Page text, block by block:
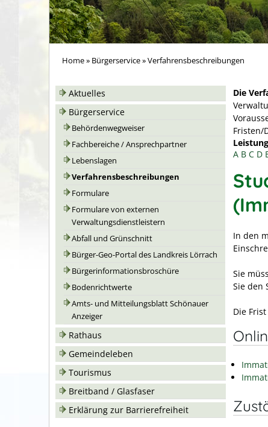
Home» Bürgerservice»Verfahrensbeschreibungen
Aktuelles
Bürgerservice
Behördenwegweiser
Fachbereiche / Ansprechpartner
Lebenslagen
Verfahrensbeschreibungen
Formulare
Formulare von externen
Verwaltungsdienstleistern
Abfall und Grünschnitt
Bürger-Geo-Portal des Landkreis Lörrach
Bürgerinformationsbroschüre
Bodenrichtwerte
Amts- und Mitteilungsblatt Schönauer
Anzeiger
Rathaus
Gemeindeleben
Tourismus
Breitband / Glasfaser
Erklärung zur Barrierefreiheit
Die
Fristen/
A B C D
In den
Sie
Sie den
Die